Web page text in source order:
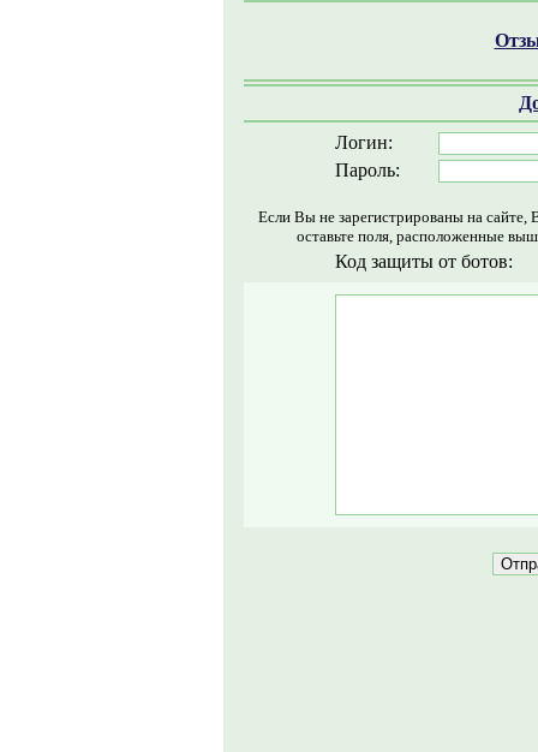
Логин:
Пароль:
Если Вы не зарегистрированы на
оставьте поля, расположенные
Код защиты от ботов: